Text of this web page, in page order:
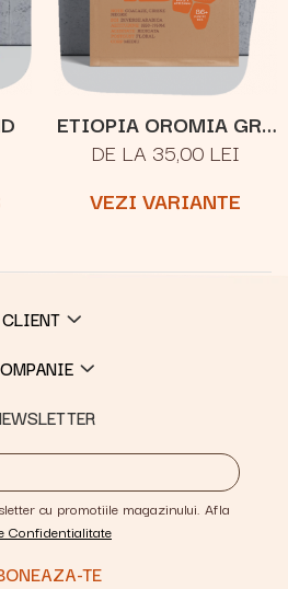
ETIOPIA OROMIA GR.1
NATURAL
DE LA 35,00 LEI
VEZI VARIANTE
CLIENT
cu promotiile magazinului. Afla
Confidentialitate